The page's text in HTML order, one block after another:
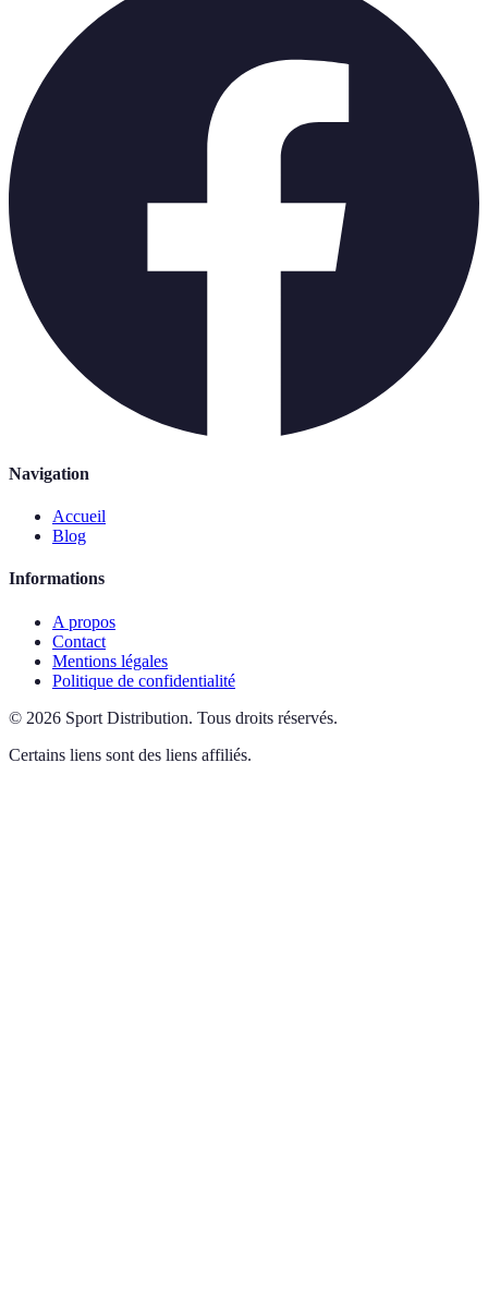
Navigation
Accueil
Blog
Informations
A propos
Contact
Mentions légales
Politique de confidentialité
© 2026 Sport Distribution. Tous droits réservés.
Certains liens sont des liens affiliés.